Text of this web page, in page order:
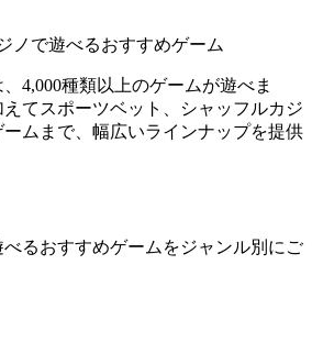
4,000種類以上のゲームが遊べま
てスポーツベット、シャッフルカジ
ームまで、幅広いラインナップを提供
るおすすめゲームをジャンル別にご